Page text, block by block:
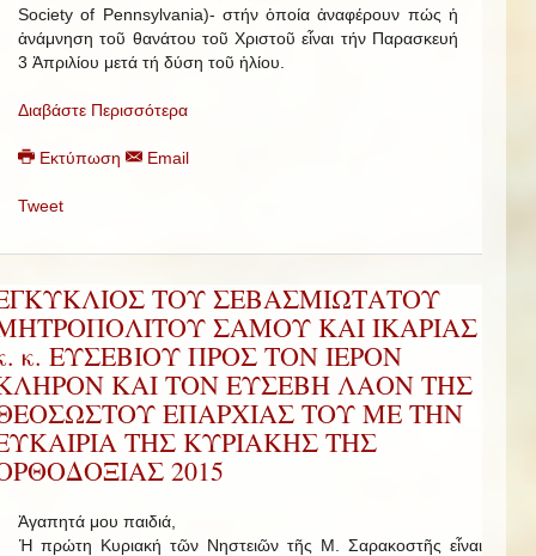
Society of Pennsylvania)- στήν ὁποία ἀναφέρουν πώς ἡ
ἀνάμνηση τοῦ θανάτου τοῦ Χριστοῦ εἶναι τήν Παρασκευή
3 Ἀπριλίου μετά τή δύση τοῦ ἡλίου.
Διαβάστε Περισσότερα
Εκτύπωση Email
Tweet
ΤΟΥ ΣΕΒΑΣΜΙΩΤΑΤΟΥ
ΣΑΜΟΥ ΚΑΙ ΙΚΑΡΙΑΣ
κ. ΕΥΣΕΒΙΟΥ ΠΡΟΣ ΤΟΝ ΙΕΡΟΝ
ΚΑΙ ΤΟΝ ΕΥΣΕΒΗ ΛΑΟΝ ΤΗΣ
ΕΠΑΡΧΙΑΣ ΤΟΥ ΜΕ ΤΗΝ
ΤΗΣ ΚΥΡΙΑΚΗΣ ΤΗΣ
2015
μου παιδιά,
πρώτη Κυριακή τῶν Νηστειῶν τῆς Μ. Σαρακοστῆς εἶναι